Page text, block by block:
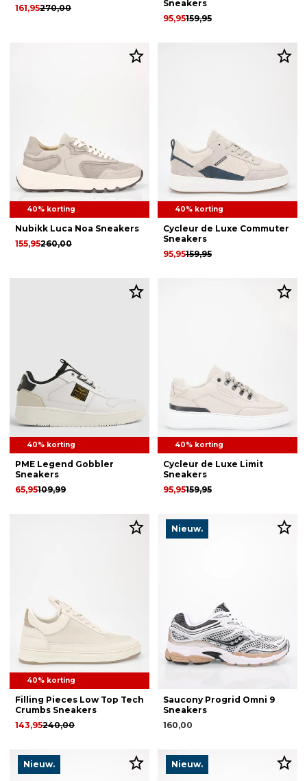
270,00
161,95
Sneakers
159,95
95,95
40% korting
Nubikk Luca Noa Sneakers
260,00
155,95
40% korting
Cycleur de Luxe Commuter
Sneakers
159,95
95,95
40% korting
PME Legend Gobbler
Sneakers
109,99
65,95
40% korting
Cycleur de Luxe Limit
Sneakers
159,95
95,95
40% korting
Filling Pieces Low Top Tech
Crumbs Sneakers
240,00
143,95
Nieuw.
Saucony Progrid Omni 9
Sneakers
160,00
Nieuw. Nieuw.